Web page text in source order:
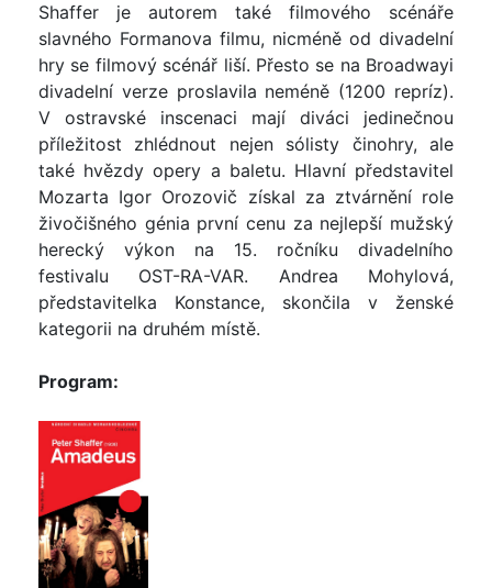
Shaffer je autorem také filmového scénáře
slavného Formanova filmu, nicméně od divadelní
hry se filmový scénář liší. Přesto se na Broadwayi
divadelní verze proslavila neméně (1200 repríz).
V ostravské inscenaci mají diváci jedinečnou
příležitost zhlédnout nejen sólisty činohry, ale
také hvězdy opery a baletu. Hlavní představitel
Mozarta Igor Orozovič získal za ztvárnění role
živočišného génia první cenu za nejlepší mužský
herecký výkon na 15. ročníku divadelního
festivalu OST-RA-VAR. Andrea Mohylová,
představitelka Konstance, skončila v ženské
kategorii na druhém místě.
Program: